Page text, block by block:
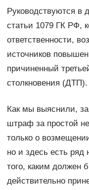
Руководствуются в
статьи 1079 ГК РФ,
ответственности,
источников
причиненный
столкновения (ДТП).
Как мы выяснили,
штраф за простой
только о
но и здесь есть
того, каким должен
действительно